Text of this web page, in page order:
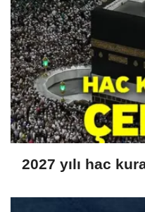
2027 yılı hac